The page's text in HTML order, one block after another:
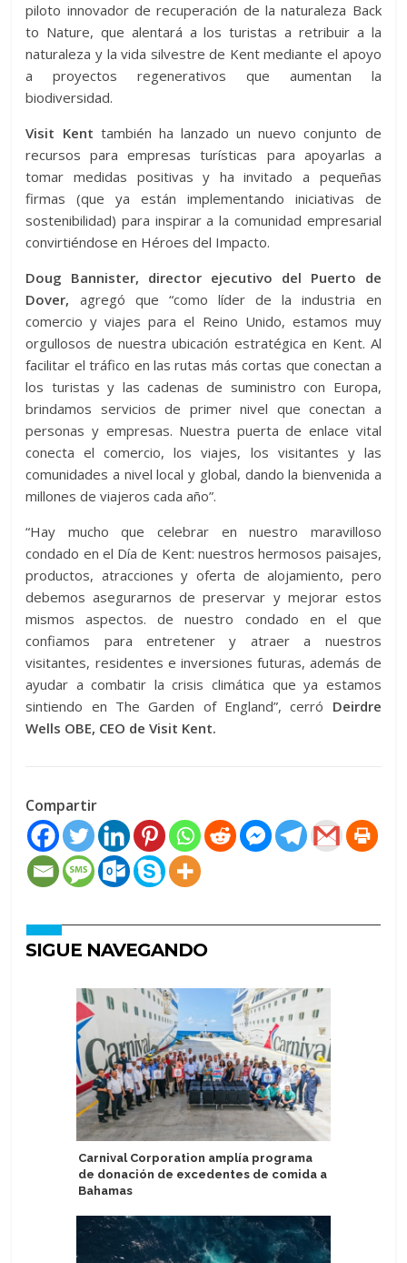
piloto innovador de recuperación de la naturaleza Back
to Nature, que alentará a los turistas a retribuir a la
naturaleza y la vida silvestre de Kent mediante el apoyo
a proyectos regenerativos que aumentan la
biodiversidad.
Visit Kent también ha lanzado un nuevo conjunto de
recursos para empresas turísticas para apoyarlas a
tomar medidas positivas y ha invitado a pequeñas
firmas (que ya están implementando iniciativas de
sostenibilidad) para inspirar a la comunidad empresarial
convirtiéndose en Héroes del Impacto.
Doug Bannister, director ejecutivo del Puerto de
Dover, agregó que “como líder de la industria en
comercio y viajes para el Reino Unido, estamos muy
orgullosos de nuestra ubicación estratégica en Kent. Al
facilitar el tráfico en las rutas más cortas que conectan a
los turistas y las cadenas de suministro con Europa,
brindamos servicios de primer nivel que conectan a
personas y empresas. Nuestra puerta de enlace vital
conecta el comercio, los viajes, los visitantes y las
comunidades a nivel local y global, dando la bienvenida a
millones de viajeros cada año”.
“Hay mucho que celebrar en nuestro maravilloso
condado en el Día de Kent: nuestros hermosos paisajes,
productos, atracciones y oferta de alojamiento, pero
debemos asegurarnos de preservar y mejorar estos
mismos aspectos. de nuestro condado en el que
confiamos para entretener y atraer a nuestros
visitantes, residentes e inversiones futuras, además de
ayudar a combatir la crisis climática que ya estamos
sintiendo en The Garden of England”, cerró Deirdre
Wells OBE, CEO de Visit Kent.
Compartir
SIGUE NAVEGANDO
Carnival Corporation amplía programa
de donación de excedentes de comida a
Bahamas